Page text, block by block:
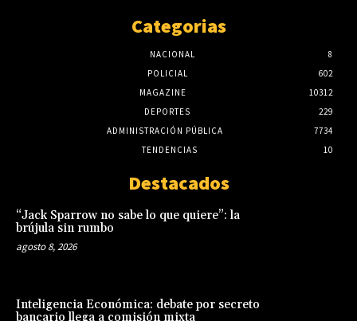
Categorias
NACIONAL
8
POLICIAL
602
MAGAZINE
10312
DEPORTES
229
ADMINISTRACIÓN PÚBLICA
7734
TENDENCIAS
10
Destacados
“Jack Sparrow no sabe lo que quiere”: la
brújula sin rumbo
agosto 8, 2026
Inteligencia Económica: debate por secreto
bancario llega a comisión mixta